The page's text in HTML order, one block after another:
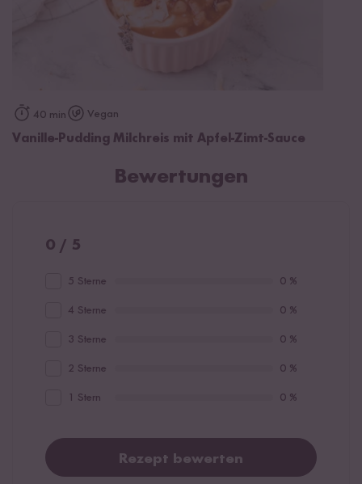
40 min Vegan
Vanille-Pudding Milchreis mit Apfel-Zimt-Sauce
Bewertungen
0 / 5
5 Sterne 0 %
4 Sterne 0 %
3 Sterne 0 %
2 Sterne 0 %
1 Stern 0 %
Rezept bewerten